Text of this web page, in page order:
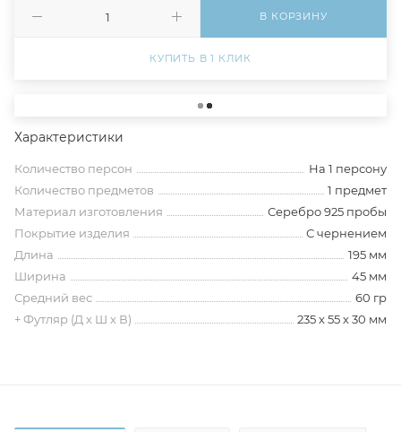
В КОРЗИНУ
КУПИТЬ В 1 КЛИК
Характеристики
Количество персон
На 1 персону
Количество предметов
1 предмет
Материал изготовления
Серебро 925 пробы
Покрытие изделия
С чернением
Длина
195 мм
Ширина
45 мм
Средний вес
60 гр
+ Футляр (Д х Ш х В)
235 х 55 х 30 мм